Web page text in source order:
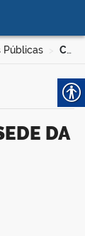
Públicas CONSTRUÇÃO DA NOVA SEDE DA CÂMARA MUNICIPAL DE CURIONÓPOLIS-PA